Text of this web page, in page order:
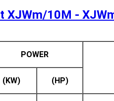
XJWm/10M -
POWER
(KW) (HP)